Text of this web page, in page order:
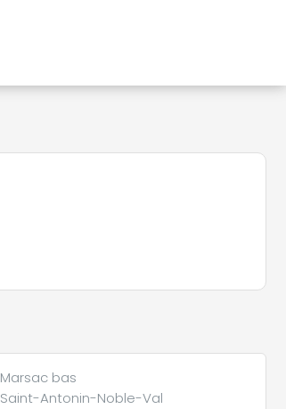
Marsac bas
Saint-Antonin-Noble-Val